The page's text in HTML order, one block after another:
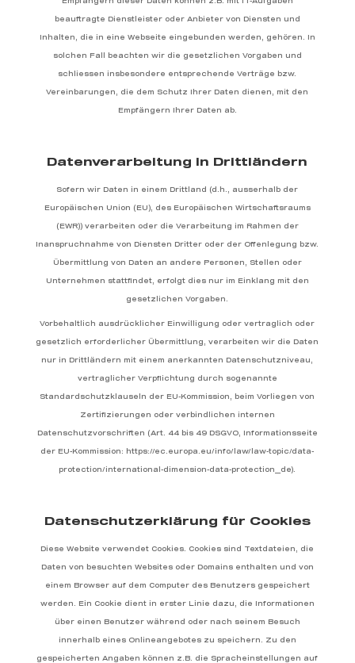
Empfängern dieser Daten können z.B. mit IT-Aufgaben
beauftragte Dienstleister oder Anbieter von Diensten und
Inhalten, die in eine Webseite eingebunden werden, gehören. In
solchen Fall beachten wir die gesetzlichen Vorgaben und
schliessen insbesondere entsprechende Verträge bzw.
Vereinbarungen, die dem Schutz Ihrer Daten dienen, mit den
Empfängern Ihrer Daten ab.
Datenverarbeitung in Drittländern
Sofern wir Daten in einem Drittland (d.h., ausserhalb der
Europäischen Union (EU), des Europäischen Wirtschaftsraums
(EWR)) verarbeiten oder die Verarbeitung im Rahmen der
Inanspruchnahme von Diensten Dritter oder der Offenlegung bzw.
Übermittlung von Daten an andere Personen, Stellen oder
Unternehmen stattfindet, erfolgt dies nur im Einklang mit den
gesetzlichen Vorgaben.
Vorbehaltlich ausdrücklicher Einwilligung oder vertraglich oder
gesetzlich erforderlicher Übermittlung, verarbeiten wir die Daten
nur in Drittländern mit einem anerkannten Datenschutzniveau,
vertraglicher Verpflichtung durch sogenannte
Standardschutzklauseln der EU-Kommission, beim Vorliegen von
Zertifizierungen oder verbindlichen internen
Datenschutzvorschriften (Art. 44 bis 49 DSGVO, Informationsseite
der EU-Kommission: https://ec.europa.eu/info/law/law-topic/data-
protection/international-dimension-data-protection_de).
Datenschutzerklärung für Cookies
Diese Website verwendet Cookies. Cookies sind Textdateien, die
Daten von besuchten Websites oder Domains enthalten und von
einem Browser auf dem Computer des Benutzers gespeichert
werden. Ein Cookie dient in erster Linie dazu, die Informationen
über einen Benutzer während oder nach seinem Besuch
innerhalb eines Onlineangebotes zu speichern. Zu den
gespeicherten Angaben können z.B. die Spracheinstellungen auf